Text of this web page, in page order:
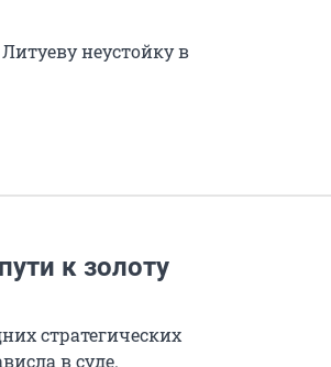
неустойку в
к золоту
стратегических
в суде.